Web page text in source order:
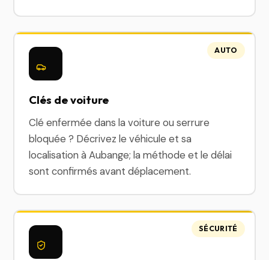
Clés de voiture
Clé enfermée dans la voiture ou serrure
bloquée ? Décrivez le véhicule et sa
localisation à Aubange; la méthode et le délai
sont confirmés avant déplacement.
AUTO
SÉCURITÉ